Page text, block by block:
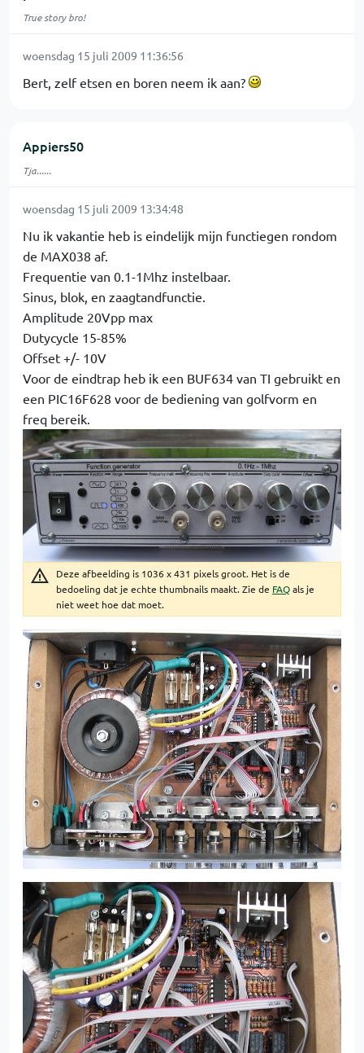
True story bro!
woensdag 15 juli 2009 11:36:56
Bert, zelf etsen en boren neem ik aan?
Appiers50
Tja......
woensdag 15 juli 2009 13:34:48
Nu ik vakantie heb is eindelijk mijn functiegen rondom
de MAX038 af.
Frequentie van 0.1-1Mhz instelbaar.
Sinus, blok, en zaagtandfunctie.
Amplitude 20Vpp max
Dutycycle 15-85%
Offset +/- 10V
Voor de eindtrap heb ik een BUF634 van TI gebruikt en
een PIC16F628 voor de bediening van golfvorm en
freq bereik.
Deze afbeelding is 1036 x 431 pixels groot. Het is de
bedoeling dat je echte thumbnails maakt. Zie de FAQals je
niet weet hoe dat moet.